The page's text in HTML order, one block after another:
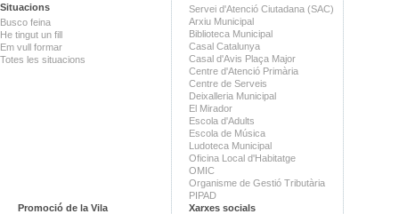
Situacions
Busco feina
He tingut un fill
Em vull formar
Totes les situacions
Servei d'Atenció Ciutadana (SAC)
Arxiu Municipal
Biblioteca Municipal
Casal Catalunya
Casal d'Avis Plaça Major
Centre d'Atenció Primària
Centre de Serveis
Deixalleria Municipal
El Mirador
Escola d'Adults
Escola de Música
Ludoteca Municipal
Oficina Local d'Habitatge
OMIC
Organisme de Gestió Tributària
PIPAD
Promoció de la Vila
Xarxes socials